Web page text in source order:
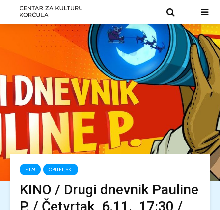
FILM OBITELJSKI
KINO / Drugi dnevnik Pauline
P. / Četvrtak, 6.11., 17:30 /